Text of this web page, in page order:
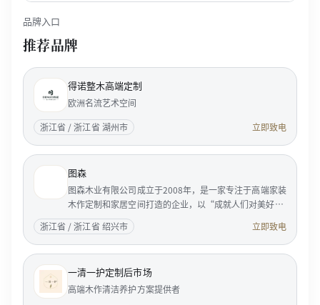
品牌入口
推荐品牌
得诺整木高端定制
欧洲名流艺术空间
浙江省 / 浙江省 湖州市
立即致电
图森
图森木业有限公司成立于2008年，是一家专注于高端家装
木作定制和家居空间打造的企业，以“成就人们对美好居
家生活的向往”为使命，服务国内外成功人士和精英客
户。 <p...
浙江省 / 浙江省 绍兴市 立即致电
一清一护定制后市场
高端木作清洁养护方案提供者